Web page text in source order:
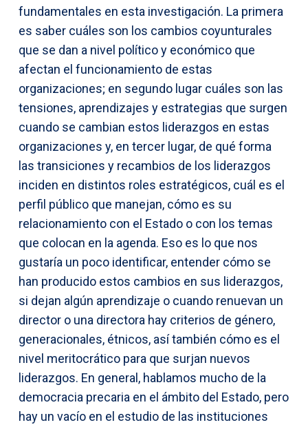
fundamentales en esta investigación. La primera
es saber cuáles son los cambios coyunturales
que se dan a nivel político y económico que
afectan el funcionamiento de estas
organizaciones; en segundo lugar cuáles son las
tensiones, aprendizajes y estrategias que surgen
cuando se cambian estos liderazgos en estas
organizaciones y, en tercer lugar, de qué forma
las transiciones y recambios de los liderazgos
inciden en distintos roles estratégicos, cuál es el
perfil público que manejan, cómo es su
relacionamiento con el Estado o con los temas
que colocan en la agenda. Eso es lo que nos
gustaría un poco identificar, entender cómo se
han producido estos cambios en sus liderazgos,
si dejan algún aprendizaje o cuando renuevan un
director o una directora hay criterios de género,
generacionales, étnicos, así también cómo es el
nivel meritocrático para que surjan nuevos
liderazgos. En general, hablamos mucho de la
democracia precaria en el ámbito del Estado, pero
hay un vacío en el estudio de las instituciones